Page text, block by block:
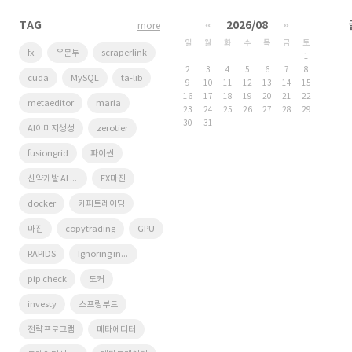
TAG
fx 우분투 scraperlink
cuda MySQL ta-lib
metaeditor maria
AI이미지생성 zerotier
fusiongrid 파이썬
신약개발 AI 경진대회 FX마진
docker 카피트레이딩
마진 copytrading GPU
RAPIDS Ignoring invalid distribution
pip check 도커
investy 스프링부트
전략프로그램 메타에디터
more « 2026/08 »
일 월 화 수 목 금
토
1
2
3 4 5 6 7
8
9
10 11 12 13 14
15
16
17 18 19 20 21
22
23
24 25 26 27 28
29
30
31